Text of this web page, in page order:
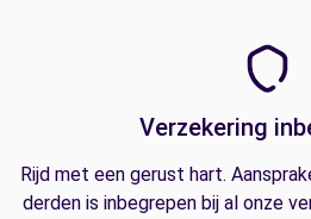
Verzekering
Rijd met een gerust hart.
derden is inbegrepen bij al onze